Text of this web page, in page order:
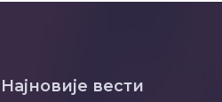
Најновије вести